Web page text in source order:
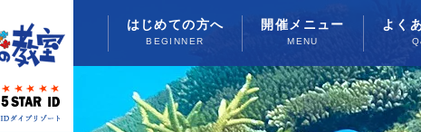
はじめての方へ
BEGINNER
開催メニュー
MENU
よく